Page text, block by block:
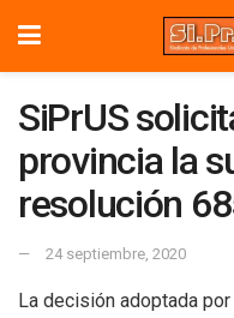
SiPrUS
provincia la
resolución
24 septiembre, 2020
La decisión adoptada